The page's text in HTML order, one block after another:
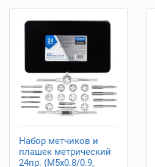
Набор метчиков и
плашек метрический
24пр. (М5х0.8/0.9,